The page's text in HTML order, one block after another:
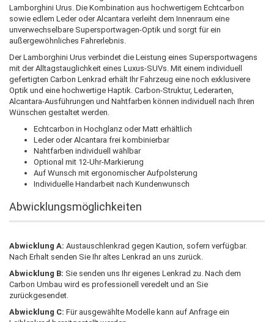
Lamborghini Urus. Die Kombination aus hochwertigem Echtcarbon
sowie edlem Leder oder Alcantara verleiht dem Innenraum eine
unverwechselbare Supersportwagen-Optik und sorgt für ein
außergewöhnliches Fahrerlebnis.
Der Lamborghini Urus verbindet die Leistung eines Supersportwagens
mit der Alltagstauglichkeit eines Luxus-SUVs. Mit einem individuell
gefertigten Carbon Lenkrad erhält Ihr Fahrzeug eine noch exklusivere
Optik und eine hochwertige Haptik. Carbon-Struktur, Lederarten,
Alcantara-Ausführungen und Nahtfarben können individuell nach Ihren
Wünschen gestaltet werden.
Echtcarbon in Hochglanz oder Matt erhältlich
Leder oder Alcantara frei kombinierbar
Nahtfarben individuell wählbar
Optional mit 12-Uhr-Markierung
Auf Wunsch mit ergonomischer Aufpolsterung
Individuelle Handarbeit nach Kundenwunsch
Abwicklungsmöglichkeiten
Abwicklung A: Austauschlenkrad gegen Kaution, sofern verfügbar.
Nach Erhalt senden Sie Ihr altes Lenkrad an uns zurück.
Abwicklung B: Sie senden uns Ihr eigenes Lenkrad zu. Nach dem
Carbon Umbau wird es professionell veredelt und an Sie
zurückgesendet.
Abwicklung C: Für ausgewählte Modelle kann auf Anfrage ein